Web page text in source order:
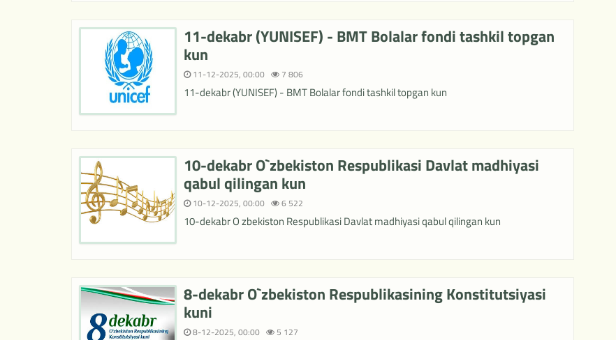
11-dekabr (YUNISEF) - BMT Bolalar fondi tashkil topgan
kun
11-12-2025, 00:00 7 806
11-dekabr (YUNISEF) - BMT Bolalar fondi tashkil topgan kun
10-dekabr O`zbekiston Respublikasi Davlat madhiyasi
qabul qilingan kun
10-12-2025, 00:00 6 522
10-dekabr O zbekiston Respublikasi Davlat madhiyasi qabul qilingan kun
8-dekabr O`zbekiston Respublikasining Konstitutsiyasi
kuni
8-12-2025, 00:00 5 127